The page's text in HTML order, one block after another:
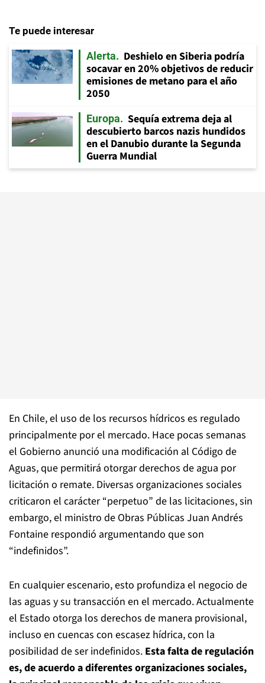
Te puede interesar
Alerta
Deshielo en Siberia podría
socavar en 20% objetivos de reducir
emisiones de metano para el año
2050
Europa
Sequía extrema deja al
descubierto barcos nazis hundidos
en el Danubio durante la Segunda
Guerra Mundial
En Chile, el uso de los recursos hídricos es regulado
principalmente por el mercado. Hace pocas semanas
el Gobierno anunció una modificación al Código de
Aguas, que permitirá otorgar derechos de agua por
licitación o remate. Diversas organizaciones sociales
criticaron el carácter “perpetuo” de las licitaciones, sin
embargo, el ministro de Obras Públicas Juan Andrés
Fontaine respondió argumentando que son
“indefinidos”.
En cualquier escenario, esto profundiza el negocio de
las aguas y su transacción en el mercado. Actualmente
el Estado otorga los derechos de manera provisional,
incluso en cuencas con escasez hídrica, con la
posibilidad de ser indefinidos. Esta falta de regulación
es, de acuerdo a diferentes organizaciones sociales,